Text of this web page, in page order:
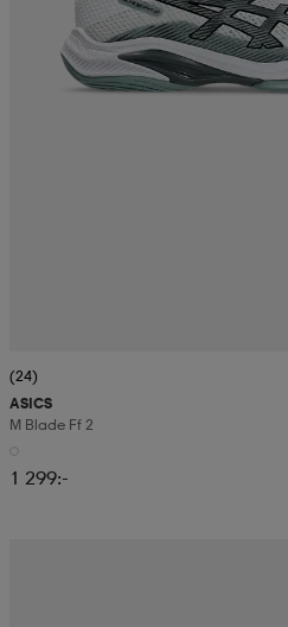
(24)
ASICS
M Blade Ff 2
1 299:-